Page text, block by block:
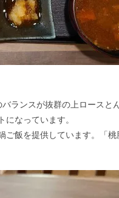
ランスが抜群の上ロースと
なっています。
飯を提供しています。「桃